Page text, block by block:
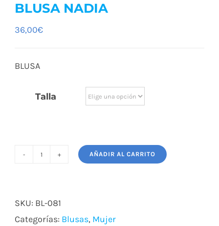
BLUSA NADIA
36,00€
BLUSA
Talla
AÑADIR AL CARRITO
SKU: BL-081
Categorías: Blusas, Mujer